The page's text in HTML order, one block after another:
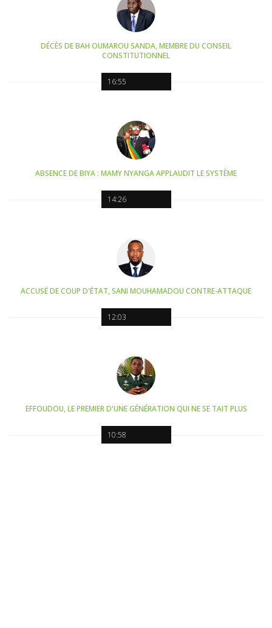
16:55
DÉCÈS DE BAH OUMAROU SANDA, MEMBRE DU CONSEIL
CONSTITUTIONNEL
14:26
ABSENCE DE BIYA : MAMY NYANGA APPLAUDIT LE SYSTÈME
12:03
ACCUSÉ DE COUP D'ÉTAT, SANI MOUHAMADOU CONTRE-ATTAQUE
10:58
EFFOUDOU, LE PREMIER D'UNE GÉNÉRATION QUI NE SE TAIT PLUS